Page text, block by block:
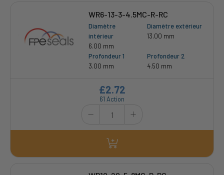
WR6-13-3-4.5MC-R-RC
Diamètre
intérieur
6.00 mm
Diamètre extérieur
13.00 mm
Profondeur 1
3.00 mm
Profondeur 2
4.50 mm
61 Action
£2.72